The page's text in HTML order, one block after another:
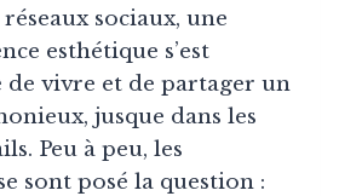
sociaux, une
esthétique s’est
de vivre et de partager un
jusque dans les
Peu à peu, les
sont posé la question :